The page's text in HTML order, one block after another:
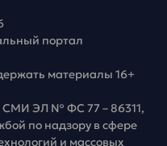
портал
материалы 16+
СМИ ЭЛ № ФС 77 – 86311,
по надзору в сфере
и массовых